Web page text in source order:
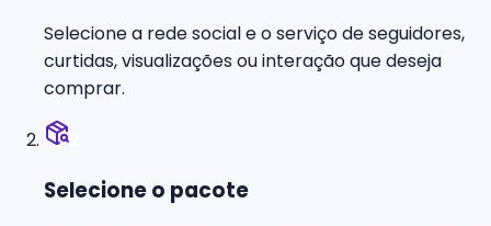
Selecione a rede social e o serviço de seguidores,
curtidas, visualizações ou interação que deseja
comprar.
Selecione o pacote